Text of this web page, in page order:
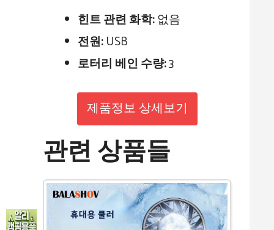
힌트 관련 화학:없음
전원:USB
로터리 베인 수량:3
제품정보 상세보기
관련 상품들